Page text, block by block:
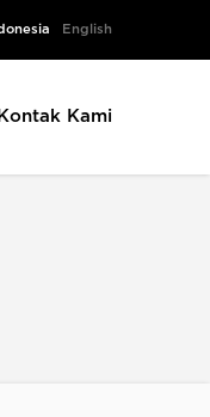
English
Kontak Kami